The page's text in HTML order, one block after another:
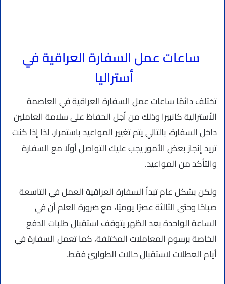
ساعات عمل السفارة العراقية في
أستراليا
تختلف دائمًا ساعات عمل السفارة العراقية في العاصمة
الأسترالية كانبيرا وذلك من أجل الحفاظ على سلامة العاملين
داخل السفارة، بالتالي يتم تغيير المواعيد باستمرار، لذا إذا كنت
تريد إنجاز بعض الأمور يجب عليك التواصل أولًا مع السفارة
والتأكد من المواعيد.
ولكن بشكل عام تبدأ السفارة العراقية العمل في التاسعة
صباحًا وحتى الثالثة عصرًا يوميًا، مع ضرورة العلم أن في
الساعة الواحدة بعد الظهر يتوقف استقبال طلبات الدفع
الخاصة برسوم المعاملات المختلفة، كما تعمل السفارة في
أيام العطلات لاستقبال حالات الطوارئ فقط.